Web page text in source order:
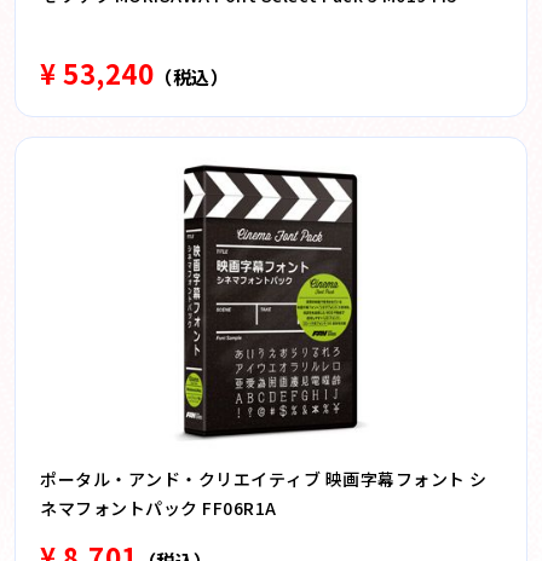
¥ 53,240 （税込）
ポータル・アンド・クリエイティブ 映画字幕フォント シ
ネマフォントパック FF06R1A